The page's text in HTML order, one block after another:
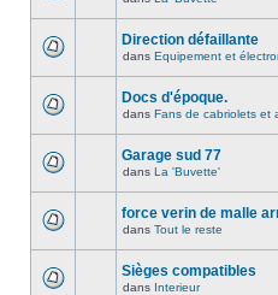
Direction défaillante
dans Equipement et
Docs d'époque.
dans Fans de cabriolets et
Garage sud 77
dans La 'Buvette'
force verin de malle
dans Tout le reste
Sièges compatibles
dans Interieur